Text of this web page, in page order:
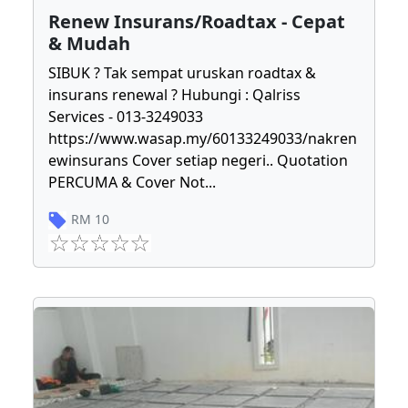
Renew Insurans/Roadtax - Cepat
& Mudah
SIBUK ? Tak sempat uruskan roadtax &
insurans renewal ? Hubungi : Qalriss
Services - 013-3249033
https://www.wasap.my/60133249033/nakren
ewinsurans Cover setiap negeri.. Quotation
PERCUMA & Cover Not...
RM 10